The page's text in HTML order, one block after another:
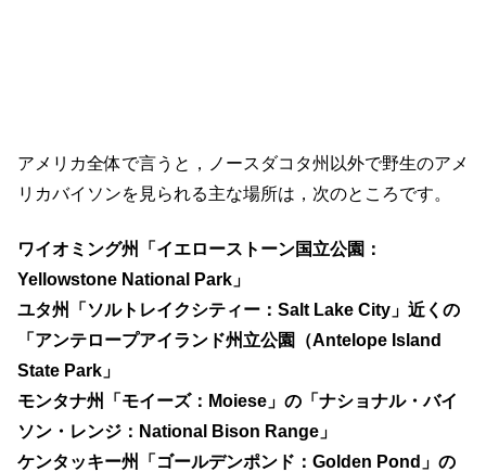
アメリカ全体で言うと，ノースダコタ州以外で野生のアメ
リカバイソンを見られる主な場所は，次のところです。
ワイオミング州「イエローストーン国立公園：
Yellowstone National Park」
ユタ州「ソルトレイクシティー：Salt Lake City」近くの
「アンテロープアイランド州立公園（Antelope Island
State Park」
モンタナ州「モイーズ：Moiese」の「ナショナル・バイ
ソン・レンジ：National Bison Range」
ケンタッキー州「ゴールデンポンド：Golden Pond」の